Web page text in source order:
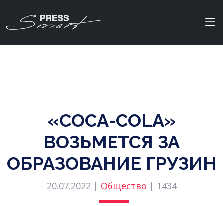
«COCA-COLA»
ВОЗЬМЕТСЯ ЗА
ОБРАЗОВАНИЕ ГРУЗИН
20.07.2022 | Общество | 1434